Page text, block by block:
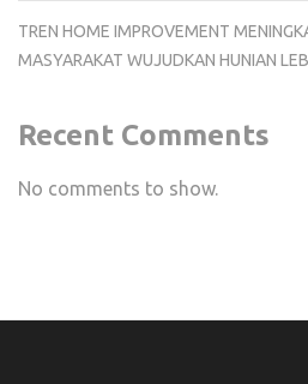
TREN HOME IMPROVEMENT
MASYARAKAT WUJUDKAN HUNIAN
Recent Comments
No comments to show.